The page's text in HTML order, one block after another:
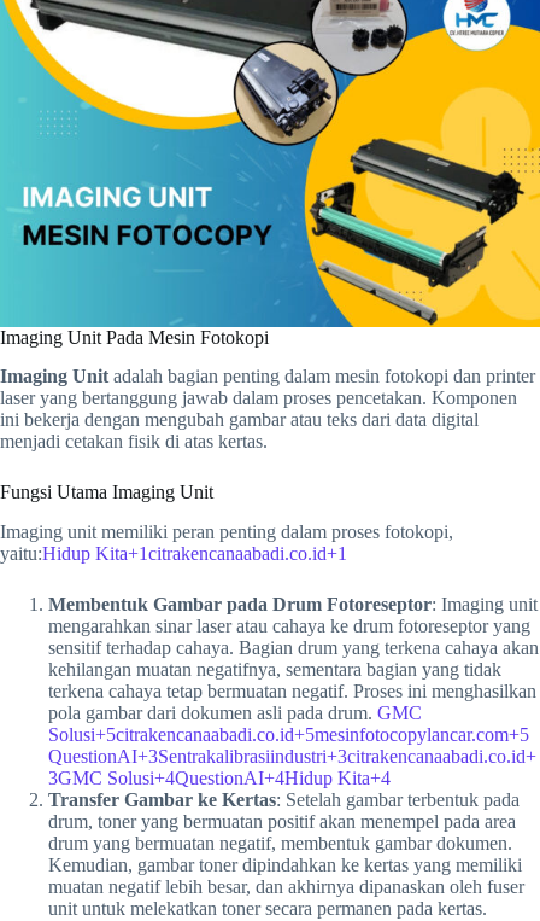
Imaging Unit Pada Mesin Fotokopi
Imaging Unitadalah bagian penting dalam mesin fotokopi dan printer
laser yang bertanggung jawab dalam proses pencetakan. Komponen
ini bekerja dengan mengubah gambar atau teks dari data digital
menjadi cetakan fisik di atas kertas.
Fungsi Utama Imaging Unit
Imaging unit memiliki peran penting dalam proses fotokopi,
yaitu:Hidup Kita+1citrakencanaabadi.co.id+1
Membentuk Gambar pada Drum Fotoreseptor: Imaging unit
mengarahkan sinar laser atau cahaya ke drum fotoreseptor yang
sensitif terhadap cahaya. Bagian drum yang terkena cahaya akan
kehilangan muatan negatifnya, sementara bagian yang tidak
terkena cahaya tetap bermuatan negatif. Proses ini menghasilkan
pola gambar dari dokumen asli pada drum. GMC
Solusi+5citrakencanaabadi.co.id+5mesinfotocopylancar.com+5
QuestionAI+3Sentrakalibrasiindustri+3citrakencanaabadi.co.id+
3GMC Solusi+4QuestionAI+4Hidup Kita+4
Transfer Gambar ke Kertas: Setelah gambar terbentuk pada
drum, toner yang bermuatan positif akan menempel pada area
drum yang bermuatan negatif, membentuk gambar dokumen.
Kemudian, gambar toner dipindahkan ke kertas yang memiliki
muatan negatif lebih besar, dan akhirnya dipanaskan oleh fuser
unit untuk melekatkan toner secara permanen pada kertas.